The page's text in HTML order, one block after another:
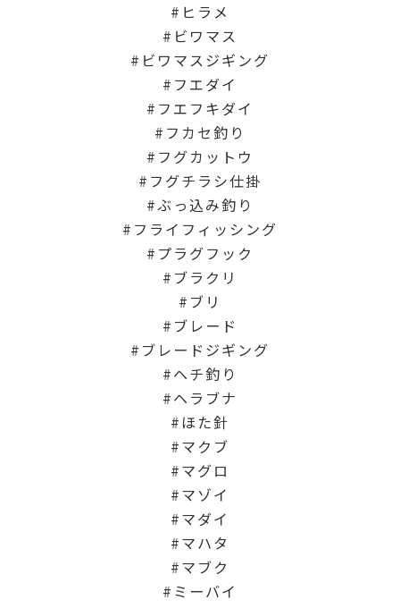
ヒラメ
ビワマス
ビワマスジギング
フエダイ
フエフキダイ
フカセ釣り
フグカットウ
フグチラシ仕掛
ぶっ込み釣り
フライフィッシング
プラグフック
ブラクリ
ブリ
ブレード
ブレードジギング
ヘチ釣り
ヘラブナ
ほた針
マクブ
マグロ
マゾイ
マダイ
マハタ
マブク
ミーバイ